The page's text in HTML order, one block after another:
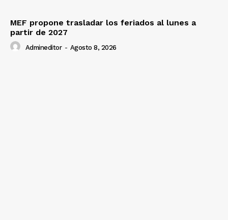
MEF propone trasladar los feriados al lunes a
partir de 2027
Admineditor - Agosto 8, 2026